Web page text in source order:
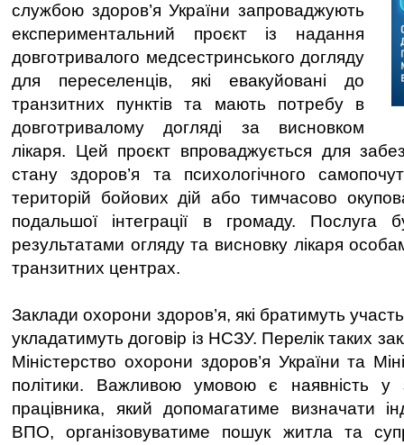
службою здоров’я України запроваджують
експериментальний проєкт із надання
довготривалого медсестринського догляду
для переселенців, які евакуйовані до
транзитних пунктів та мають потребу в
довготривалому догляді за висновком
лікаря. Цей проєкт впроваджується для
стану здоров’я та психологічного
територій бойових дій або тимчасово
подальшої інтеграції в громаду. Послуга
результатами огляду та висновку лікаря
транзитних центрах.
Заклади охорони здоров’я, які братимуть участь
укладатимуть договір із НСЗУ. Перелік таких
Міністерство охорони здоров’я України та
політики. Важливою умовою є наявність у
працівника, який допомагатиме визначати
ВПО, організовуватиме пошук житла та